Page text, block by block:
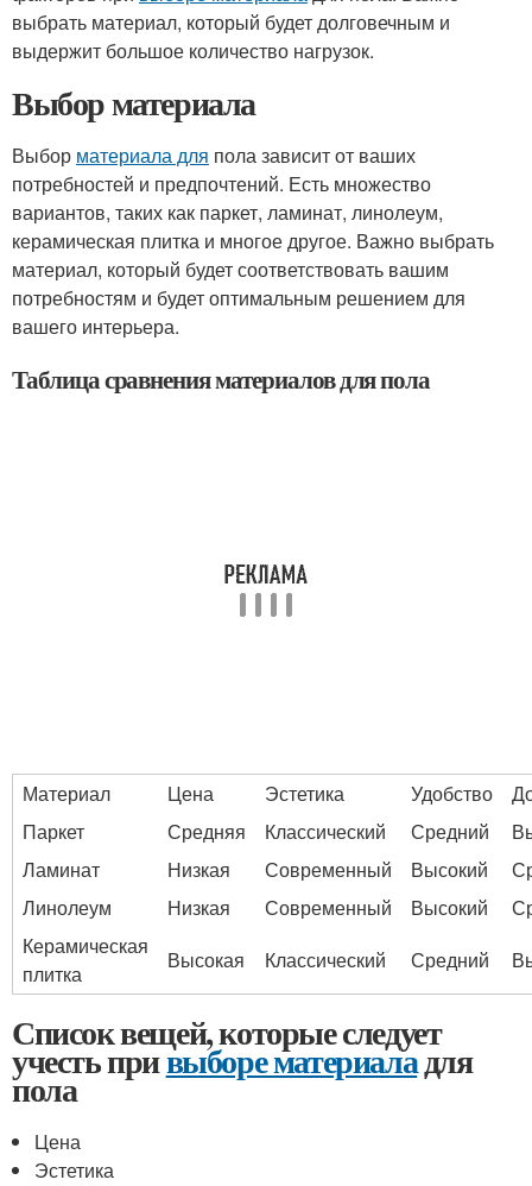
выбрать материал, который будет долговечным и
выдержит большое количество нагрузок.
Выбор материала
Выбор материала для пола зависит от ваших
потребностей и предпочтений. Есть множество
вариантов, таких как паркет, ламинат, линолеум,
керамическая плитка и многое другое. Важно выбрать
материал, который будет соответствовать вашим
потребностям и будет оптимальным решением для
вашего интерьера.
Таблица сравнения материалов для пола
Материал Цена Эстетика Удобство
Паркет
Средняя Классический Средний
Ламинат
Низкая Современный Высокий
Линолеум
Низкая Современный Высокий
Керамическая
плитка
Высокая Классический Средний
Список вещей, которые следует
учесть привыборе материаладля
пола
Цена
Эстетика